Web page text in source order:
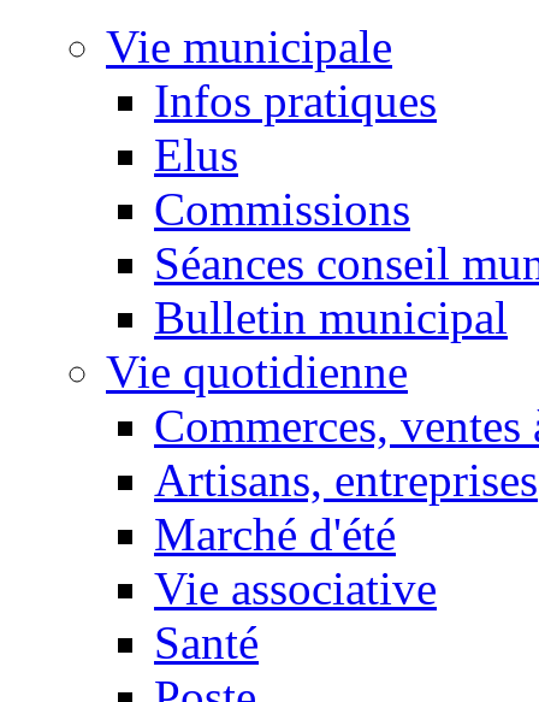
Vie municipale
Infos pratiques
Elus
Commissions
Séances conseil
Bulletin municipal
Vie quotidienne
Commerces, ventes
Artisans, entreprises
Marché d'été
Vie associative
Santé